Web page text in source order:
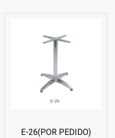
E-26(POR PEDIDO)